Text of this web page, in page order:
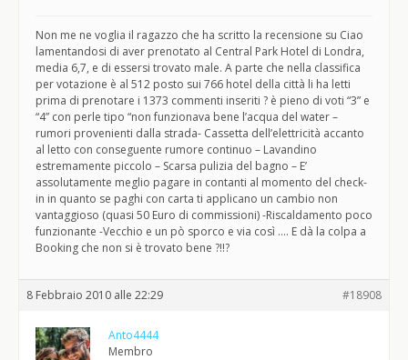
Non me ne voglia il ragazzo che ha scritto la recensione su Ciao
lamentandosi di aver prenotato al Central Park Hotel di Londra,
media 6,7, e di essersi trovato male. A parte che nella classifica
per votazione è al 512 posto sui 766 hotel della città li ha letti
prima di prenotare i 1373 commenti inseriti ? è pieno di voti “3” e
“4” con perle tipo “non funzionava bene l’acqua del water –
rumori provenienti dalla strada- Cassetta dell’elettricità accanto
al letto con conseguente rumore continuo – Lavandino
estremamente piccolo – Scarsa pulizia del bagno – E’
assolutamente meglio pagare in contanti al momento del check-
in in quanto se paghi con carta ti applicano un cambio non
vantaggioso (quasi 50 Euro di commissioni) -Riscaldamento poco
funzionante -Vecchio e un pò sporco e via così …. E dà la colpa a
Booking che non si è trovato bene ?!!?
8 Febbraio 2010 alle 22:29 #18908
Anto4444
Membro